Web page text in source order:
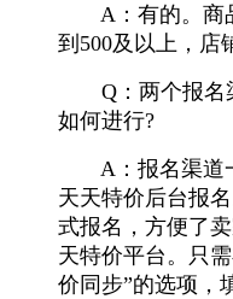
A：有的。商品
到500及以上，店
Q：两个报名
如何进行?
A：报名渠道一
天天特价后台报
式报名，方便了
天特价平台。只
价同步”的选项，